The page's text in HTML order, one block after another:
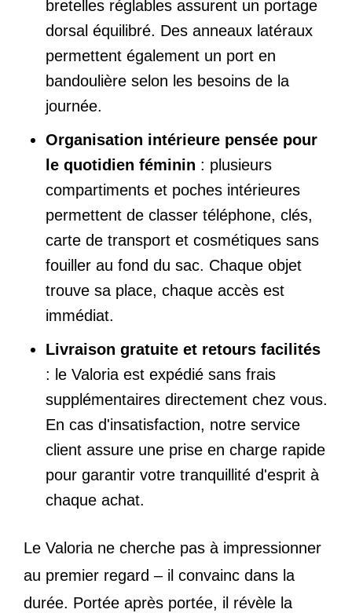
bretelles réglables assurent un portage
dorsal équilibré. Des anneaux latéraux
permettent également un port en
bandoulière selon les besoins de la
journée.
Organisation intérieure pensée pour
le quotidien féminin : plusieurs
compartiments et poches intérieures
permettent de classer téléphone, clés,
carte de transport et cosmétiques sans
fouiller au fond du sac. Chaque objet
trouve sa place, chaque accès est
immédiat.
Livraison gratuite et retours facilités
: le Valoria est expédié sans frais
supplémentaires directement chez vous.
En cas d'insatisfaction, notre service
client assure une prise en charge rapide
pour garantir votre tranquillité d'esprit à
chaque achat.
Le Valoria ne cherche pas à impressionner
au premier regard – il convainc dans la
durée. Portée après portée, il révèle la